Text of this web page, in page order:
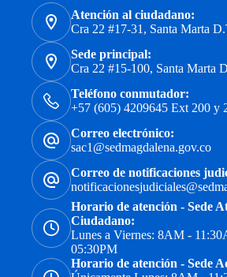
Atención al ciudadano:
Cra 22 #17-31, Santa Marta
Sede principal:
Cra 22 #15-100, Santa Marta
Teléfono conmutador:
+57 (605) 4209645 Ext 200 y
Correo electrónico:
sac1@sedmagdalena.gov.co
Correo de notificaciones
Horario de atención - Sede
Ciudadano:
Lunes a Viernes: 8AM -
05:30PM
Horario de atención - Sede